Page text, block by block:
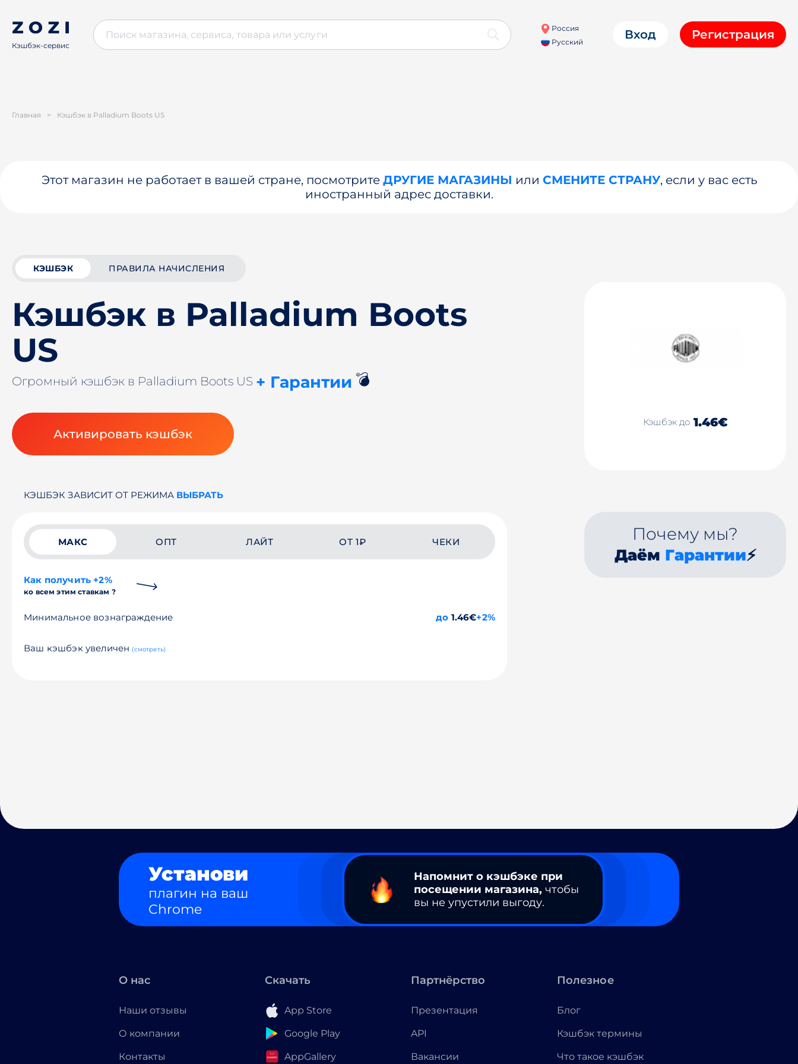
Кэшбэк-сервис
Россия
Русский
Вход Регистрация
Главная > Кэшбэк в Palladium Boots US
Этот магазин не работает в вашей стране, посмотрите ДРУГИЕ МАГАЗИНЫ или СМЕНИТЕ СТРАНУ, если у вас есть
иностранный адрес доставки.
КЭШБЭК ПРАВИЛА НАЧИСЛЕНИЯ
Кэшбэк в Palladium Boots
US
Огромный кэшбэк в Palladium Boots US + Гарантии 💣
Активировать кэшбэк
Кэшбэк до 1.46€
КЭШБЭК ЗАВИСИТ ОТ РЕЖИМА ВЫБРАТЬ
МАКС ОПТ ЛАЙТ ОТ 1₽ ЧЕКИ
Как получить +2%
ко всем этим ставкам ?
Минимальное вознаграждение до 1.46€+2%
Ваш кэшбэк увеличен (смотреть)
Почему мы?
Даём Гарантии⚡
Установи
плагин на ваш
Chrome
Напомнит о кэшбэке при
посещении магазина, чтобы
вы не упустили выгоду.
О нас
Наши отзывы
О компании
Контакты
Скачать
App Store
Google Play
AppGallery
Партнёрство
Презентация
API
Вакансии
Полезное
Блог
Кэшбэк термины
Что такое кэшбэк